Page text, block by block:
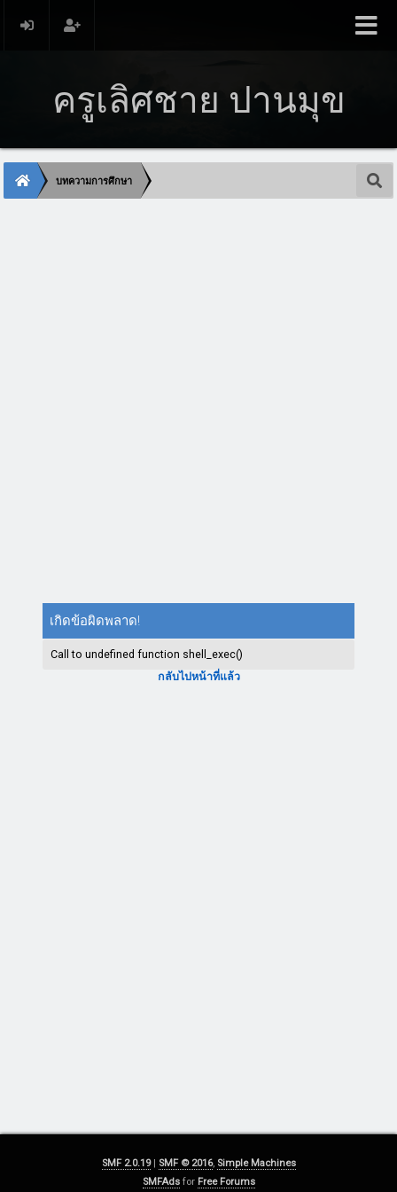
ครูเลิศชาย ปานมุข
บทความการศึกษา
เกิดข้อผิดพลาด!
Call to undefined function shell_exec()
กลับไปหน้าที่แล้ว
SMF 2.0.19| SMF © 2016, Simple Machines
SMFAdsfor Free Forums